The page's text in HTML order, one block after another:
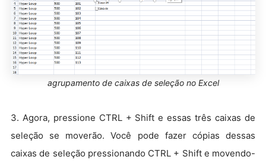
agrupamento de caixas de seleção no Excel
3. Agora, pressione CTRL + Shift e essas três caixas de
seleção se moverão. Você pode fazer cópias dessas
caixas de seleção pressionando CTRL + Shift e movendo-